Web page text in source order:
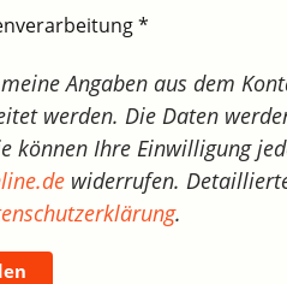
*
Angaben aus dem
werden. Die Daten
können Ihre Einwilligung
widerrufen.
.